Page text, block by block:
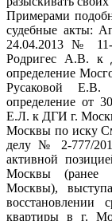
Примерами
судебные акты:
24.04.2013 №
Родригес А.В.
определение
Русаковой
определение от
Е.Л. к ДГИ г.
Москвы по иску
делу № 2-777/
активной
Москвы (ранее
Москвы),
восстановлении
квартиры в г.